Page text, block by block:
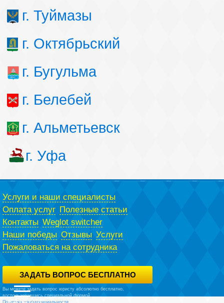
г. Туймазы
г. Октябрьский
г. Бугульма
г. Белебей
г. Альметьевск
г. Уфа
Услуги и наши специалисты
Оплата услуг Полезные статьи
Контакты Weglot switcher
Наши победы Отзывы Услуги
Пожаловаться на сотрудника
ЗАДАТЬ ВОПРОС БЕСПЛАТНО
Вы можете задать вопрос юристу абсолютно бесплатно,
воспользовавшись специальной формой.